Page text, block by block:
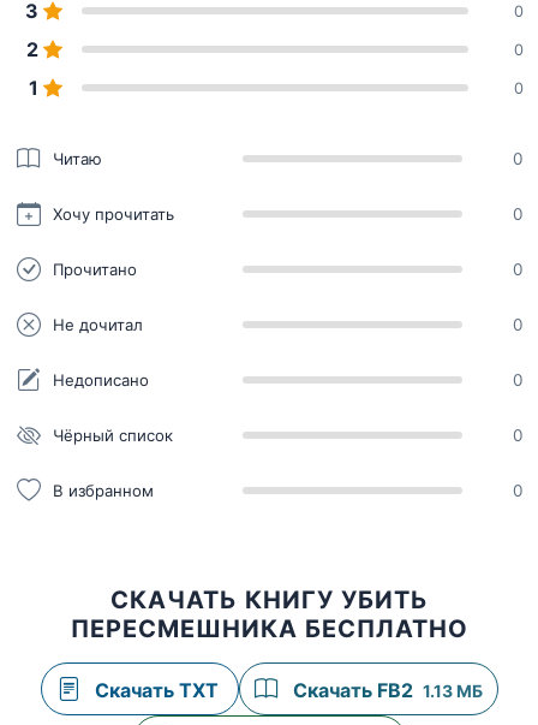
3 0
2 0
1 0
Читаю 0
Хочу прочитать 0
Прочитано 0
Не дочитал 0
Недописано 0
Чёрный список 0
В избранном 0
СКАЧАТЬ КНИГУ УБИТЬ
ПЕРЕСМЕШНИКА БЕСПЛАТНО
Скачать TXT Скачать FB2 1.13 МБ